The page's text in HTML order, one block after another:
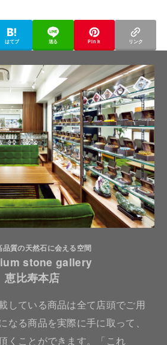
はてブ 送る Pin it リンク
品質の天然石に会える空間
stone gallery
恵比寿本店
している商品は全て店頭でご用
なる商品を実際に手に取って、
くことができます。「これ